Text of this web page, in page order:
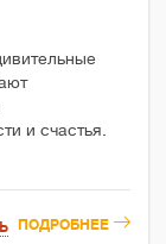
и счастья.
ПОДРОБНЕЕ